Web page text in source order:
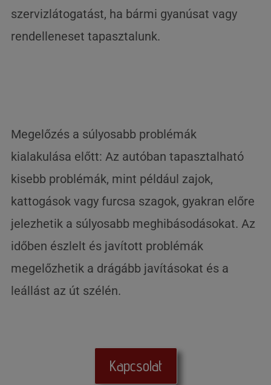
szervizlátogatást, ha bármi gyanúsat vagy
rendelleneset tapasztalunk.
Megelőzés a súlyosabb problémák
kialakulása előtt: Az autóban tapasztalható
kisebb problémák, mint például zajok,
kattogások vagy furcsa szagok, gyakran előre
jelezhetik a súlyosabb meghibásodásokat. Az
időben észlelt és javított problémák
megelőzhetik a drágább javításokat és a
leállást az út szélén.
Kapcsolat